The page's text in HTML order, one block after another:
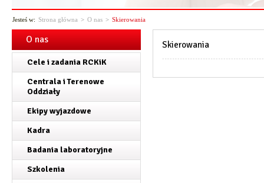
Jesteś w: Strona główna > O nas > Skierowania
O nas
Cele i zadania RCKiK
Centrala i Terenowe
Oddziały
Ekipy wyjazdowe
Kadra
Badania laboratoryjne
Szkolenia
Skierowania